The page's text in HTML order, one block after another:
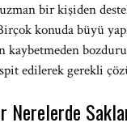
bir kişiden
konuda büyü
edilerek gerekli
Nerelerde